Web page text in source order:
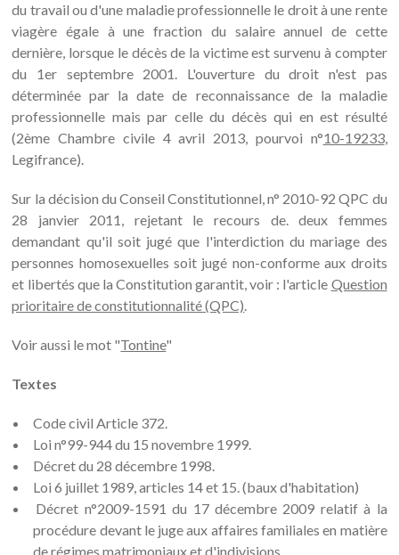
du travail ou d'une maladie professionnelle le droit à une rente
viagère égale à une fraction du salaire annuel de cette
dernière, lorsque le décès de la victime est survenu à compter
du 1er septembre 2001. L'ouverture du droit n'est pas
déterminée par la date de reconnaissance de la maladie
professionnelle mais par celle du décès qui en est résulté
(2ème Chambre civile 4 avril 2013, pourvoi n°10-19233,
Legifrance).
Sur la décision du Conseil Constitutionnel, n° 2010-92 QPC du
28 janvier 2011, rejetant le recours de. deux femmes
demandant qu'il soit jugé que l'interdiction du mariage des
personnes homosexuelles soit jugé non-conforme aux droits
et libertés que la Constitution garantit, voir : l'article Question
prioritaire de constitutionnalité (QPC).
Voir aussi le mot "Tontine"
Textes
Code civil Article 372.
Loi n°99-944 du 15 novembre 1999.
Décret du 28 décembre 1998.
Loi 6 juillet 1989, articles 14 et 15. (baux d'habitation)
Décret n°2009-1591 du 17 décembre 2009 relatif à la
procédure devant le juge aux affaires familiales en matière
de régimes matrimoniaux et d'indivisions.